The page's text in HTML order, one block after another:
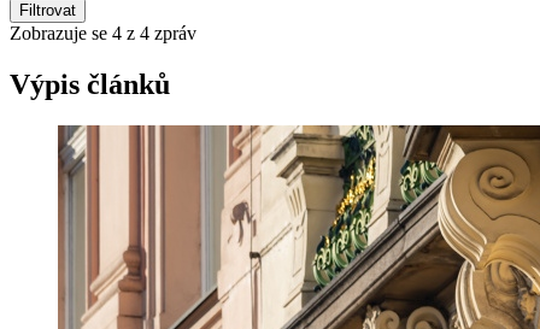
Filtrovat
Zobrazuje se 4 z 4 zpráv
Výpis článků